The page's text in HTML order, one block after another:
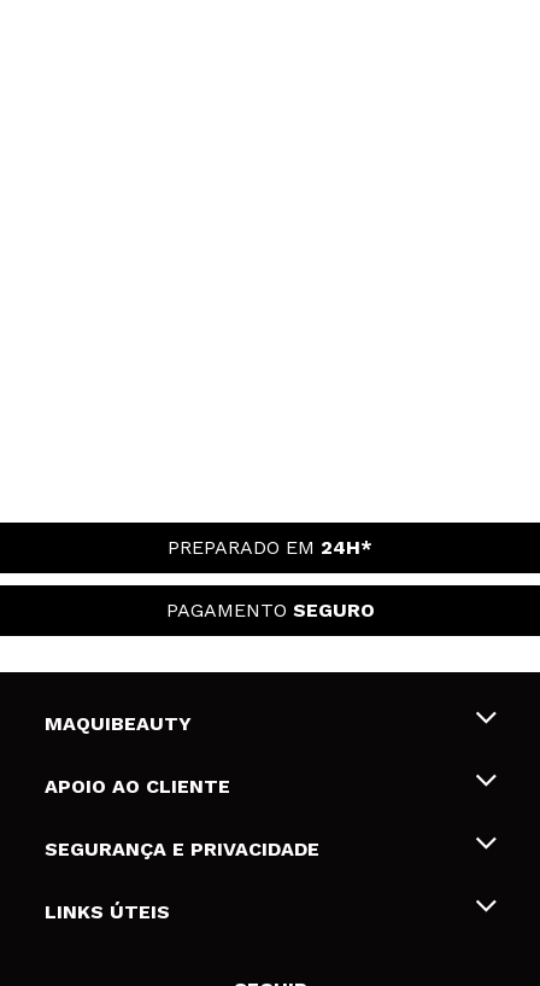
PREPARADO EM 24H*
PAGAMENTO SEGURO
MAQUIBEAUTY
Sobre nós
Gift Cards
APOIO AO CLIENTE
Envios e Devoluções
Formas de pagamento
SEGURANÇA E PRIVACIDADE
Termos e Privacidade
LINKS ÚTEIS